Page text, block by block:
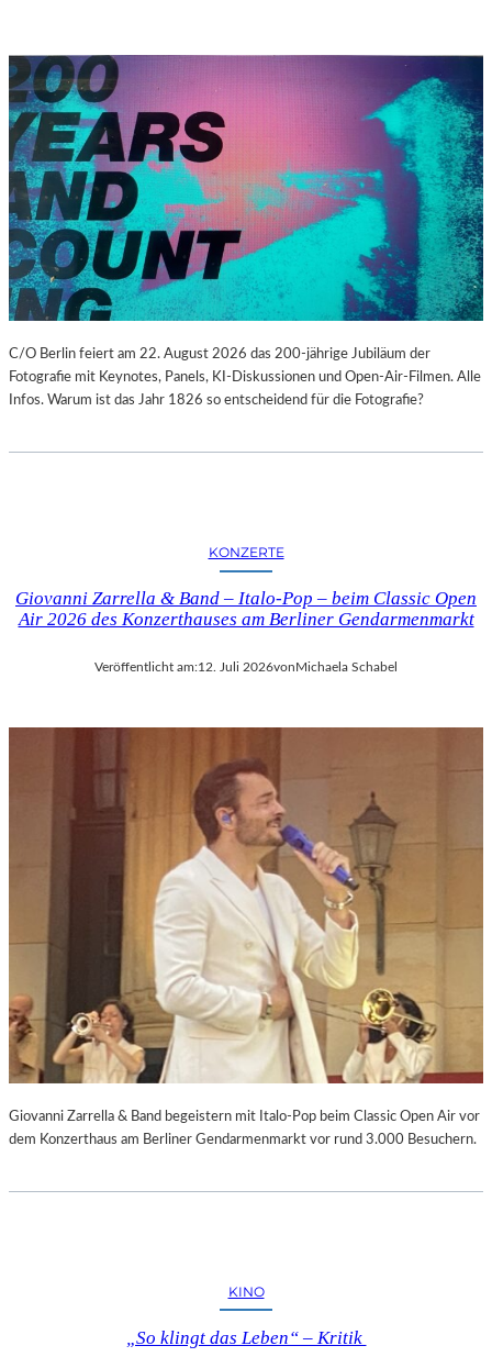
C/O Berlin feiert am 22. August 2026 das 200-jährige Jubiläum der
Fotografie mit Keynotes, Panels, KI-Diskussionen und Open-Air-Filmen. Alle
Infos. Warum ist das Jahr 1826 so entscheidend für die Fotografie?
KONZERTE
Giovanni Zarrella & Band – Italo-Pop – beim Classic Open
Air 2026 des Konzerthauses am Berliner Gendarmenmarkt
Veröffentlicht am:12. Juli 2026von Michaela Schabel
Giovanni Zarrella & Band begeistern mit Italo-Pop beim Classic Open Air vor
dem Konzerthaus am Berliner Gendarmenmarkt vor rund 3.000 Besuchern.
KINO
„So klingt das Leben“ – Kritik